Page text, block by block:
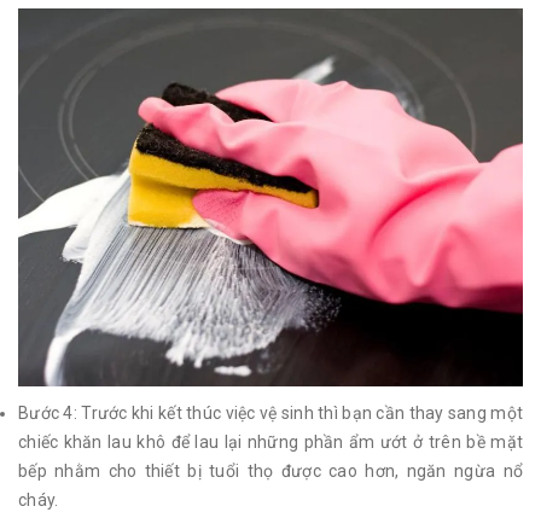
Bước 4: Trước khi kết thúc việc vệ sinh thì bạn cần thay sang một
chiếc khăn lau khô để lau lại những phần ẩm ướt ở trên bề mặt
bếp nhằm cho thiết bị tuổi thọ được cao hơn, ngăn ngừa nổ
cháy.